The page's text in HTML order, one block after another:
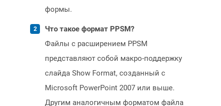
формы.
Что такое формат PPSM?
Файлы с расширением PPSM
представляют собой макро-поддержку
слайда Show Format, созданный с
Microsoft PowerPoint 2007 или выше.
Другим аналогичным форматом файла